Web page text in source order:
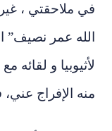
في ملاحقتي ، غير
الله عمر نصيف”
لأثيوبيا و
منه الإفراج